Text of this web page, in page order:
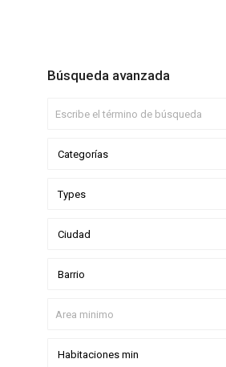
Búsqueda avanzada
Categorías
Types
Ciudad
Barrio
Habitaciones min